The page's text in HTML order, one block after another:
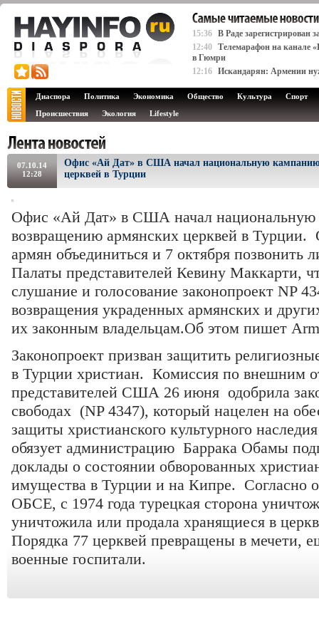
15:36 В Раде зарегистрирован
12:40 Телемарафон на канале
в Гюмри
12:16 Искандарян: Армении
Диаспора Политика Экономика Общество Культура
Спорт
Происшествия
Экология Lifestyle
07.10.14
12:28
Офис «Ай Дат» в США начал национальную
церквей в Турции
Офис «Ай Дат» в США начал
возвращению армянских церквей в Турции.
армян объединиться и 7 октября позвонить
Палаты представителей Кевину Маккарти,
слушание и голосование законопроект NP
возвращения украденных армянских и
их законным владельцам.Об этом пишет
Законопроект призван защитить
в Турции христиан. Комиссия по внешним
представителей США 26 июня одобрила
свободах (NP 4347), который нацелен на
защиты христианского культурного
обязует администрацию Баррака Обамы
доклады о состоянии обворованных
имущества в Турции и на Кипре. Согласно
ОБСЕ, с 1974 года турецкая сторона
уничтожила или продала хранящиеся в
Порядка 77 церквей превращены в мечети,
военные госпитали.